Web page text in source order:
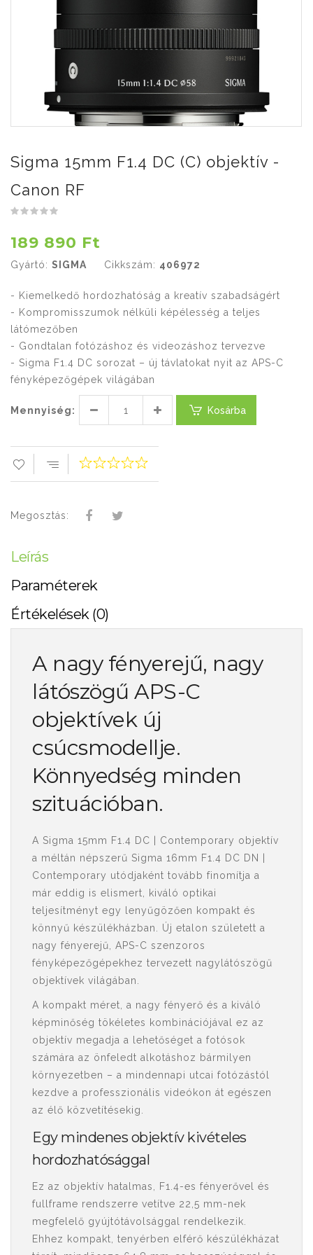
Sigma 15mm F1.4 DC (C) objektív -
Canon RF
189 890 Ft
Gyártó: SIGMA Cikkszám: 406972
- Kiemelkedő hordozhatóság a kreatív szabadságért
- Kompromisszumok nélküli képélesség a teljes
látómezőben
- Gondtalan fotózáshoz és videozáshoz tervezve
- Sigma F1.4 DC sorozat – új távlatokat nyit az APS-C
fényképezőgépek világában
Mennyiség: Kosárba
Megosztás:
Leírás
Paraméterek
Értékelések (0)
A nagy fényerejű, nagy
látószögű APS-C
objektívek új
csúcsmodellje.
Könnyedség minden
szituációban.
A Sigma 15mm F1.4 DC | Contemporary objektív
a méltán népszerű Sigma 16mm F1.4 DC DN |
Contemporary utódjaként tovább finomítja a
már eddig is elismert, kiváló optikai
teljesítményt egy lenyűgözően kompakt és
könnyű készülékházban. Új etalon született a
nagy fényerejű, APS-C szenzoros
fényképezőgépekhez tervezett nagylátószögű
objektívek világában.
A kompakt méret, a nagy fényerő és a kiváló
képminőség tökéletes kombinációjával ez az
objektív megadja a lehetőséget a fotósok
számára az önfeledt alkotáshoz bármilyen
környezetben – a mindennapi utcai fotózástól
kezdve a professzionális videókon át egészen
az élő közvetítésekig.
Egy mindenes objektív kivételes
hordozhatósággal
Ez az objektív hatalmas, F1.4-es fényerővel és
fullframe rendszerre vetítve 22,5 mm-nek
megfelelő gyújtótávolsággal rendelkezik.
Ehhez kompakt, tenyérben elférő készülékházat